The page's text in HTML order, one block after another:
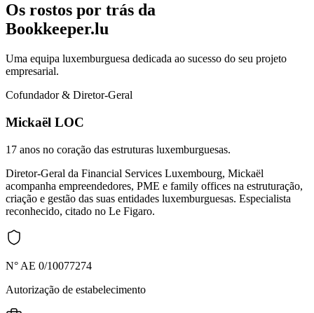
Os rostos por trás da
Bookkeeper.lu
Uma equipa luxemburguesa dedicada ao sucesso do seu projeto
empresarial.
Cofundador & Diretor-Geral
Mickaël LOC
17 anos no coração das estruturas luxemburguesas.
Diretor-Geral da Financial Services Luxembourg, Mickaël
acompanha empreendedores, PME e family offices na estruturação,
criação e gestão das suas entidades luxemburguesas. Especialista
reconhecido, citado no Le Figaro.
N° AE 0/10077274
Autorização de estabelecimento